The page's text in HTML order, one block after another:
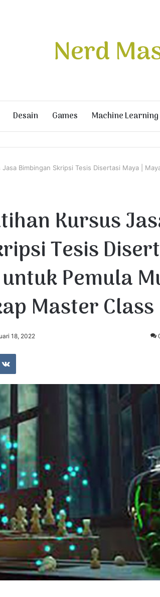
Nerd
Desain Games Machine Learning
Bimbingan Skripsi Tesis Disertasi Maya |
Kursus
Tesis
Pemula
Master Class
18, 2022